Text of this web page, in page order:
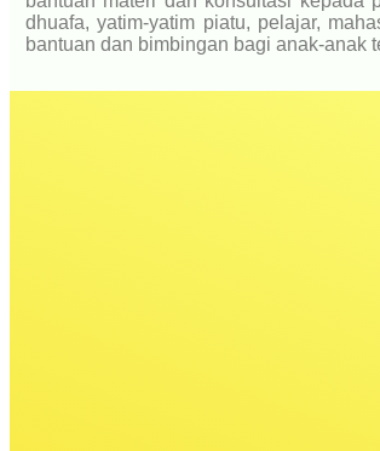
dhuafa, yatim-yatim piatu, pelajar,
bantuan dan bimbingan bagi anak-anak